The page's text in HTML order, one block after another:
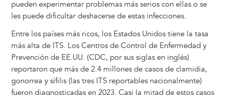
pueden experimentar problemas más serios con ellas o se
les puede dificultar deshacerse de estas infecciones.
Entre los países más ricos, los Estados Unidos tiene la tasa
más alta de ITS. Los Centros de Control de Enfermedad y
Prevención de EE.UU. (CDC, por sus siglas en inglés)
reportaron que más de 2.4 millones de casos de clamidia,
gonorrea y sífilis (las tres ITS reportables nacionalmente)
fueron diagnosticadas en 2023. Casi la mitad de estos casos